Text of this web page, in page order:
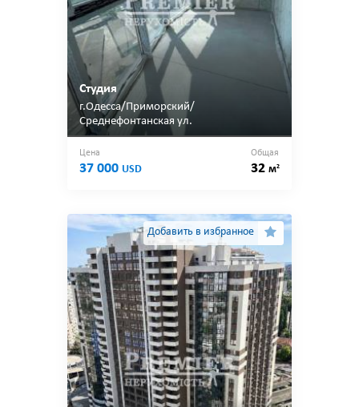
Студия
г.Одесса/Приморский/
Среднефонтанская ул.
Цена
37 000 USD
Общая
32 м2
Добавить в избранное